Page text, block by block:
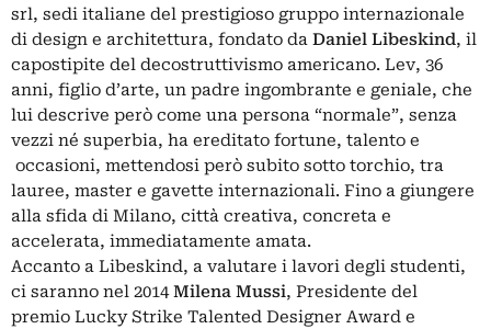
srl, sedi italiane del prestigioso gruppo internazionale
di design e architettura, fondato da Daniel Libeskind, il
capostipite del decostruttivismo americano. Lev, 36
anni, figlio d’arte, un padre ingombrante e geniale, che
lui descrive però come una persona “normale”, senza
vezzi né superbia, ha ereditato fortune, talento e
occasioni, mettendosi però subito sotto torchio, tra
lauree, master e gavette internazionali. Fino a giungere
alla sfida di Milano, città creativa, concreta e
accelerata, immediatamente amata.
Accanto a Libeskind, a valutare i lavori degli studenti,
ci saranno nel 2014Milena Mussi, Presidente del
premio Lucky Strike Talented Designer Award e